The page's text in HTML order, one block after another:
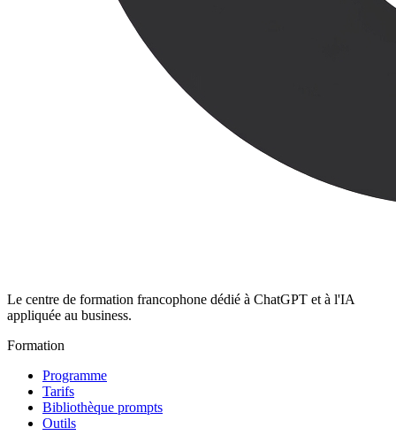
Le centre de formation francophone dédié à ChatGPT et à l'IA
appliquée au business.
Formation
Programme
Tarifs
Bibliothèque prompts
Outils